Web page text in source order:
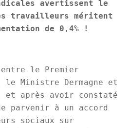
avertissent le
travailleurs méritent
de 0,4% !
le Premier
le Ministre Dermagne et
et après avoir constaté
parvenir à un accord
sociaux sur